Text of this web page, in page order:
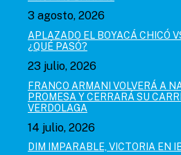
3 agosto, 2026
APLAZADO EL BOYACÁ CHICÓ
¿QUÉ PASÓ?
23 julio, 2026
FRANCO ARMANI VOLVERÁ A
PROMESA Y CERRARÁ SU
VERDOLAGA
14 julio, 2026
DIM IMPARABLE, VICTORIA EN